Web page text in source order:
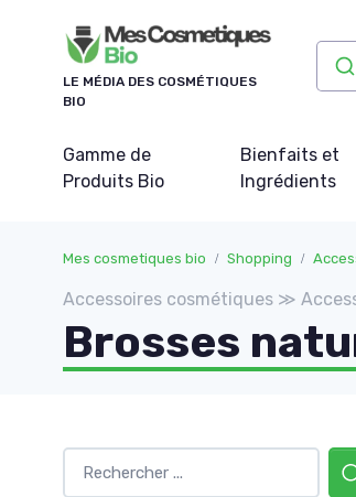
LE MÉDIA DES COSMÉTIQUES
BIO
Gamme de
Produits Bio
Bienfaits et
Ingrédients
Mes cosmetiques bio Shopping
Accessoires cosmétiques ≫
Brosses